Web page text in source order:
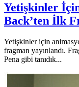
Yetişkinler
Back’ten İlk
Yetişkinler için
fragman yayınlandı.
Pena gibi tanıdık...